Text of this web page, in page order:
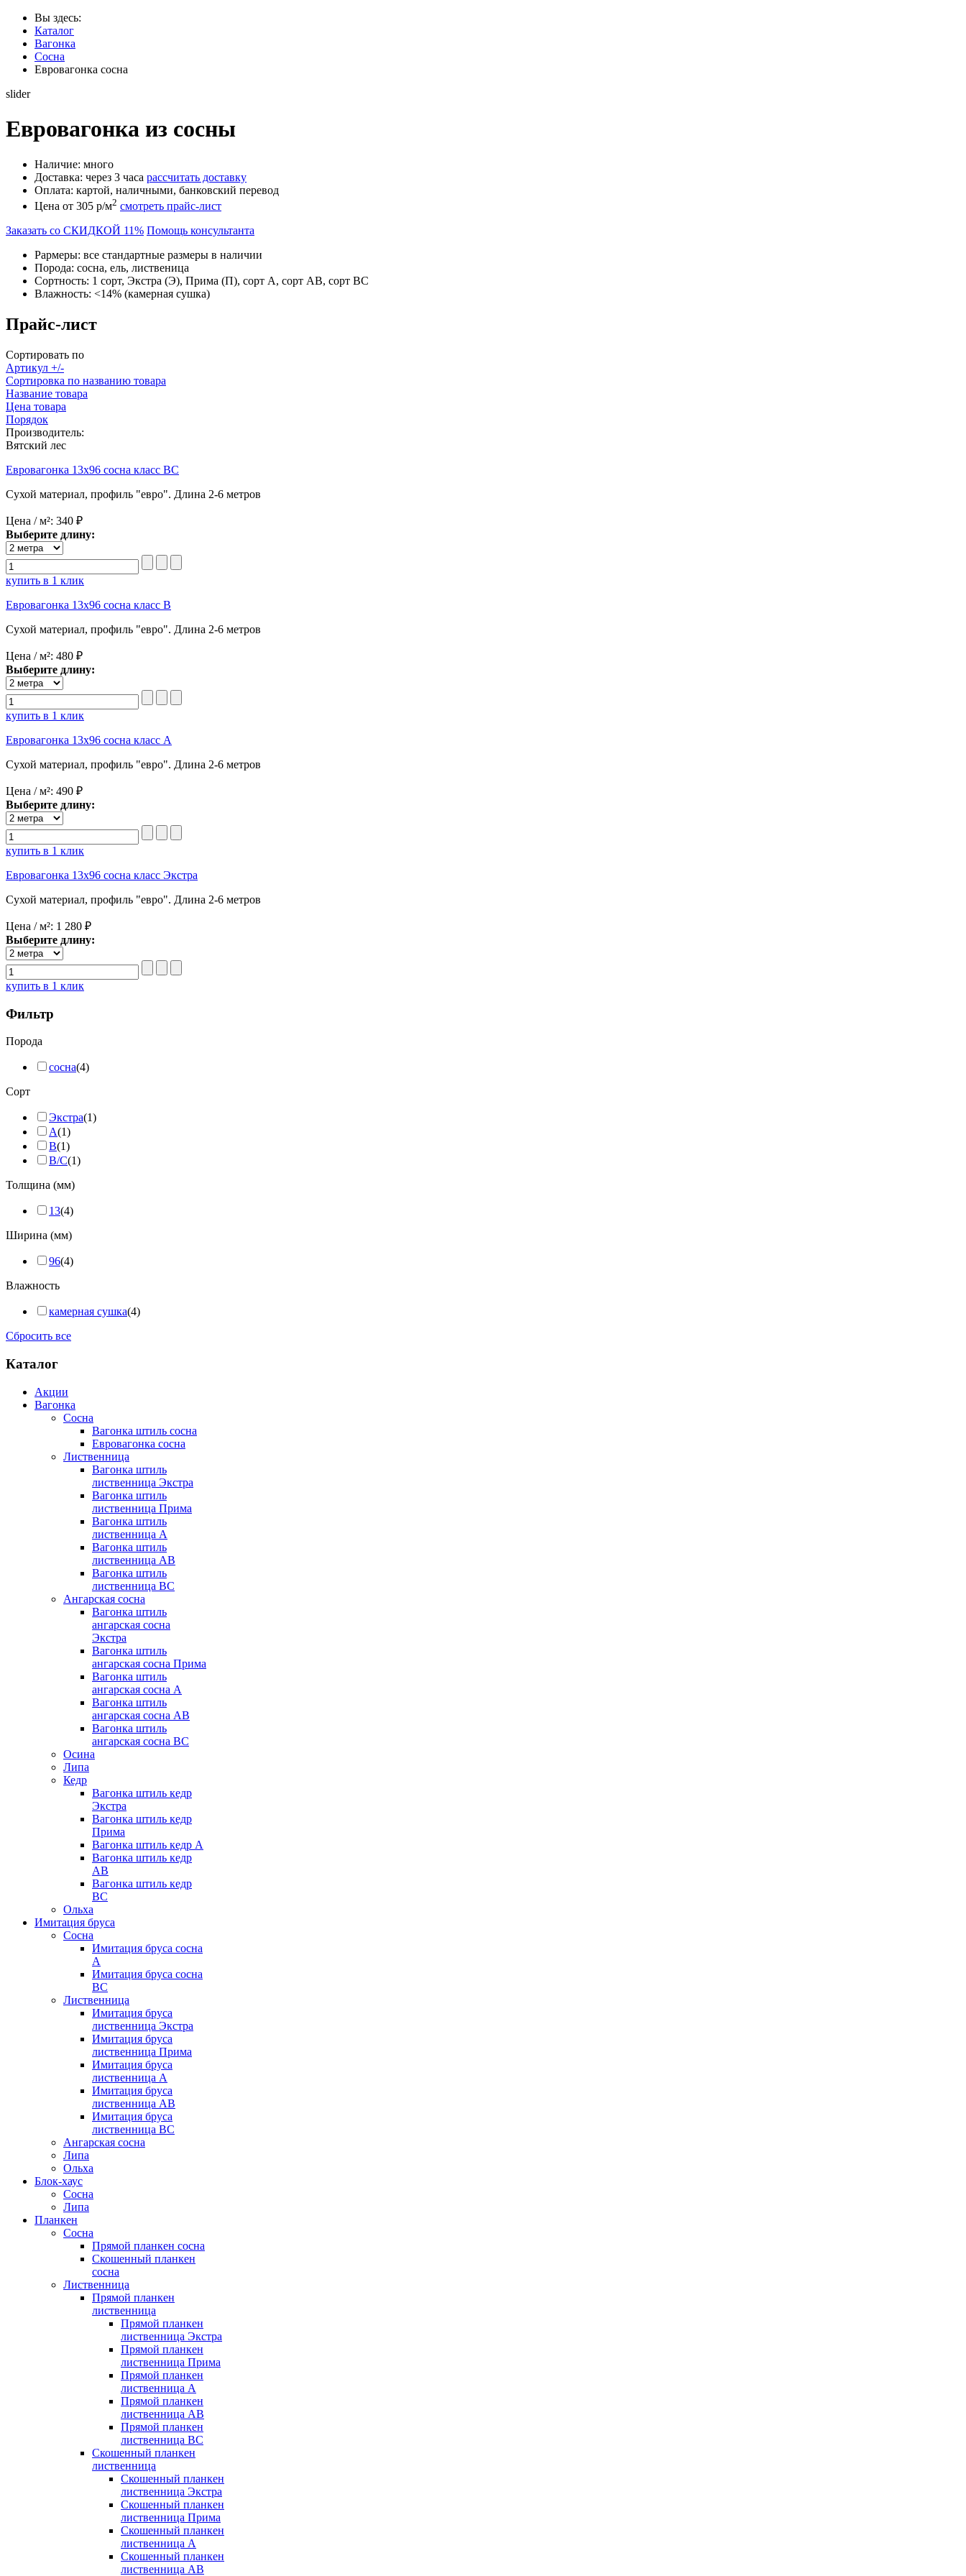
Вы здесь:
Каталог
Вагонка
Сосна
Евровагонка сосна
slider
Евровагонка из сосны
Наличие: много
Доставка: через 3 часа рассчитать доставку
Оплата: картой, наличными, банковский перевод
Цена от 305 р/м2 смотреть прайс-лист
Заказать со СКИДКОЙ 11% Помощь консультанта
Раpмеры: все стандартные размеры в наличии
Порода: сосна, ель, лиственица
Сортность: 1 сорт, Экстра (Э), Прима (П), сорт А, сорт AB, сорт BC
Влажность: <14% (камерная сушка)
Прайс-лист
Сортировать по
Артикул +/-
Сортировка по названию товара
Название товара
Цена товара
Порядок
Производитель:
Вятский лес
Евровагонка 13x96 сосна класс BC
Сухой материал, профиль "евро". Длина 2-6 метров
Цена / м²: 340 ₽
Выберите длину:
купить в 1 клик
Евровагонка 13x96 сосна класс B
Сухой материал, профиль "евро". Длина 2-6 метров
Цена / м²: 480 ₽
Выберите длину:
купить в 1 клик
Евровагонка 13x96 сосна класс А
Сухой материал, профиль "евро". Длина 2-6 метров
Цена / м²: 490 ₽
Выберите длину:
купить в 1 клик
Евровагонка 13x96 сосна класс Экстра
Сухой материал, профиль "евро". Длина 2-6 метров
Цена / м²: 1 280 ₽
Выберите длину:
купить в 1 клик
Фильтр
Порода
сосна(4)
Сорт
Экстра(1)
А(1)
B(1)
B/C(1)
Толщина (мм)
13(4)
Ширина (мм)
96(4)
Влажность
камерная сушка(4)
Сбросить все
Каталог
Акции
Вагонка
Сосна
Вагонка штиль сосна
Евровагонка сосна
Лиственница
Вагонка штиль
лиственница Экстра
Вагонка штиль
лиственница Прима
Вагонка штиль
лиственница А
Вагонка штиль
лиственница AB
Вагонка штиль
лиственница BC
Ангарская сосна
Вагонка штиль
ангарская сосна
Экстра
Вагонка штиль
ангарская сосна Прима
Вагонка штиль
ангарская сосна А
Вагонка штиль
ангарская сосна AB
Вагонка штиль
ангарская сосна BC
Осина
Липа
Кедр
Вагонка штиль кедр
Экстра
Вагонка штиль кедр
Прима
Вагонка штиль кедр А
Вагонка штиль кедр
AB
Вагонка штиль кедр
BC
Ольха
Имитация бруса
Сосна
Имитация бруса сосна
А
Имитация бруса сосна
BC
Лиственница
Имитация бруса
лиственница Экстра
Имитация бруса
лиственница Прима
Имитация бруса
лиственница А
Имитация бруса
лиственница АB
Имитация бруса
лиственница BC
Ангарская сосна
Липа
Ольха
Блок-хаус
Сосна
Липа
Планкен
Сосна
Прямой планкен сосна
Скошенный планкен
сосна
Лиственница
Прямой планкен
лиственница
Прямой планкен
лиственница Экстра
Прямой планкен
лиственница Прима
Прямой планкен
лиственница А
Прямой планкен
лиственница AB
Прямой планкен
лиственница BC
Скошенный планкен
лиственница
Скошенный планкен
лиственница Экстра
Скошенный планкен
лиственница Прима
Скошенный планкен
лиственница А
Скошенный планкен
лиственница AB